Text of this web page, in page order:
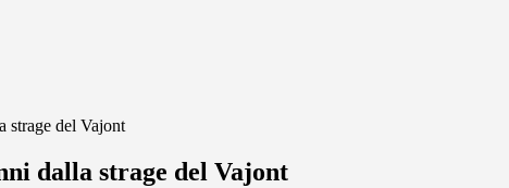
strage del Vajont
dalla strage del Vajont